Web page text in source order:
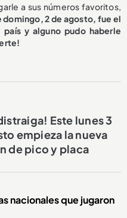
a sus números favoritos,
domingo, 2 de agosto, fue el
y alguno pudo haberle
Este lunes 3
empieza la nueva
de pico y placa
nacionales que jugaron